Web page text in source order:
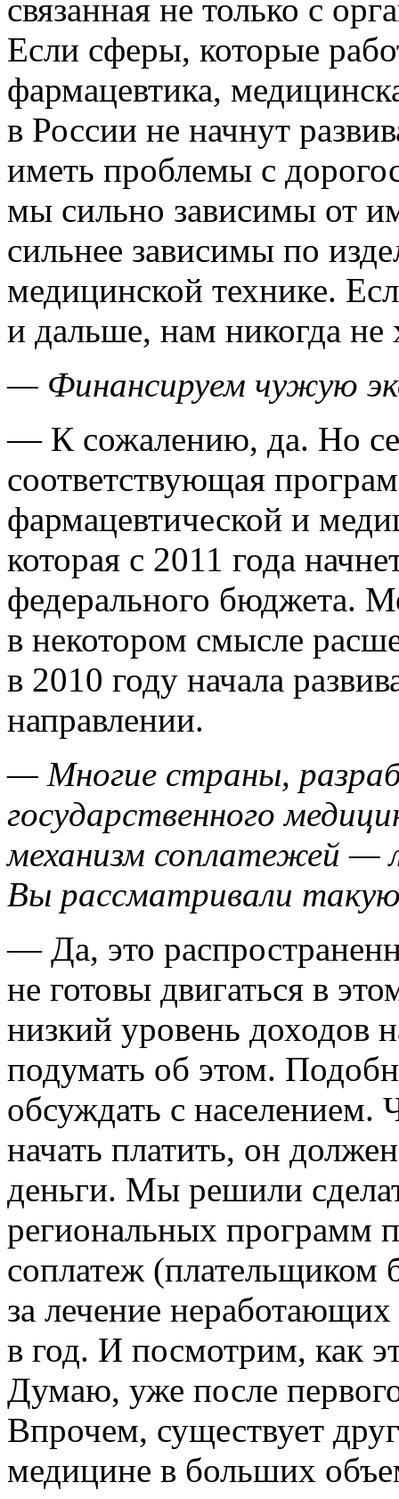
связанная не только с
Если сферы, которые
фармацевтика,
в России не начнут
иметь проблемы с
мы сильно зависимы от
сильнее зависимы по
медицинской технике.
и дальше, нам никогда не
— Финансируем чужую
— К сожалению, да. Но
соответствующая
фармацевтической и
которая с 2011 года
федерального бюджета.
в некотором смысле
в 2010 году начала
направлении.
— Многие страны,
государственного
механизм соплатежей —
Вы рассматривали
— Да, это
не готовы двигаться в
низкий уровень доходов
подумать об этом.
обсуждать с населением.
начать платить, он
деньги. Мы решили
региональных программ
соплатеж (плательщиком
за лечение
в год. И посмотрим, как
Думаю, уже после
Впрочем, существует
медицине в больших